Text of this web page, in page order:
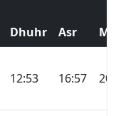
Dhuhr Asr
12:53 16:57